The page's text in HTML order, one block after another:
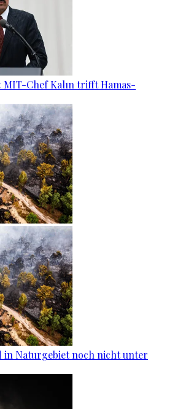
MIT-Chef Kalın trifft Hamas-
in Naturgebiet noch nicht unter